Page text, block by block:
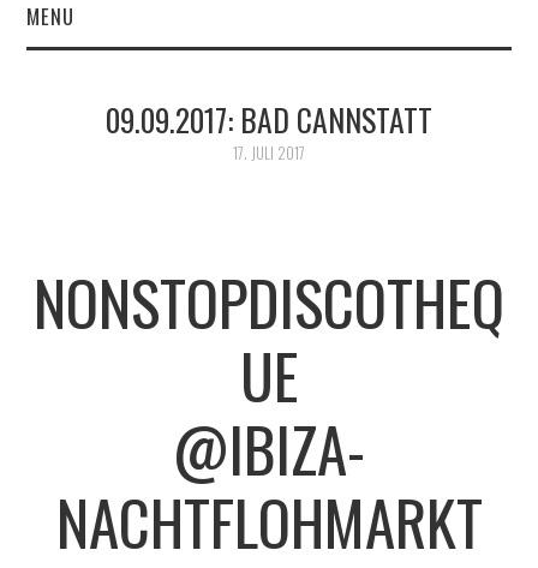
MENU
THE FUTURE
CONTACT
DATENSCHUTZERKLÄRUNG
09.09.2017: BAD CANNSTATT
17. JULI 2017
NONSTOPDISCOTHEQ
UE
@IBIZA-
NACHTFLOHMARKT